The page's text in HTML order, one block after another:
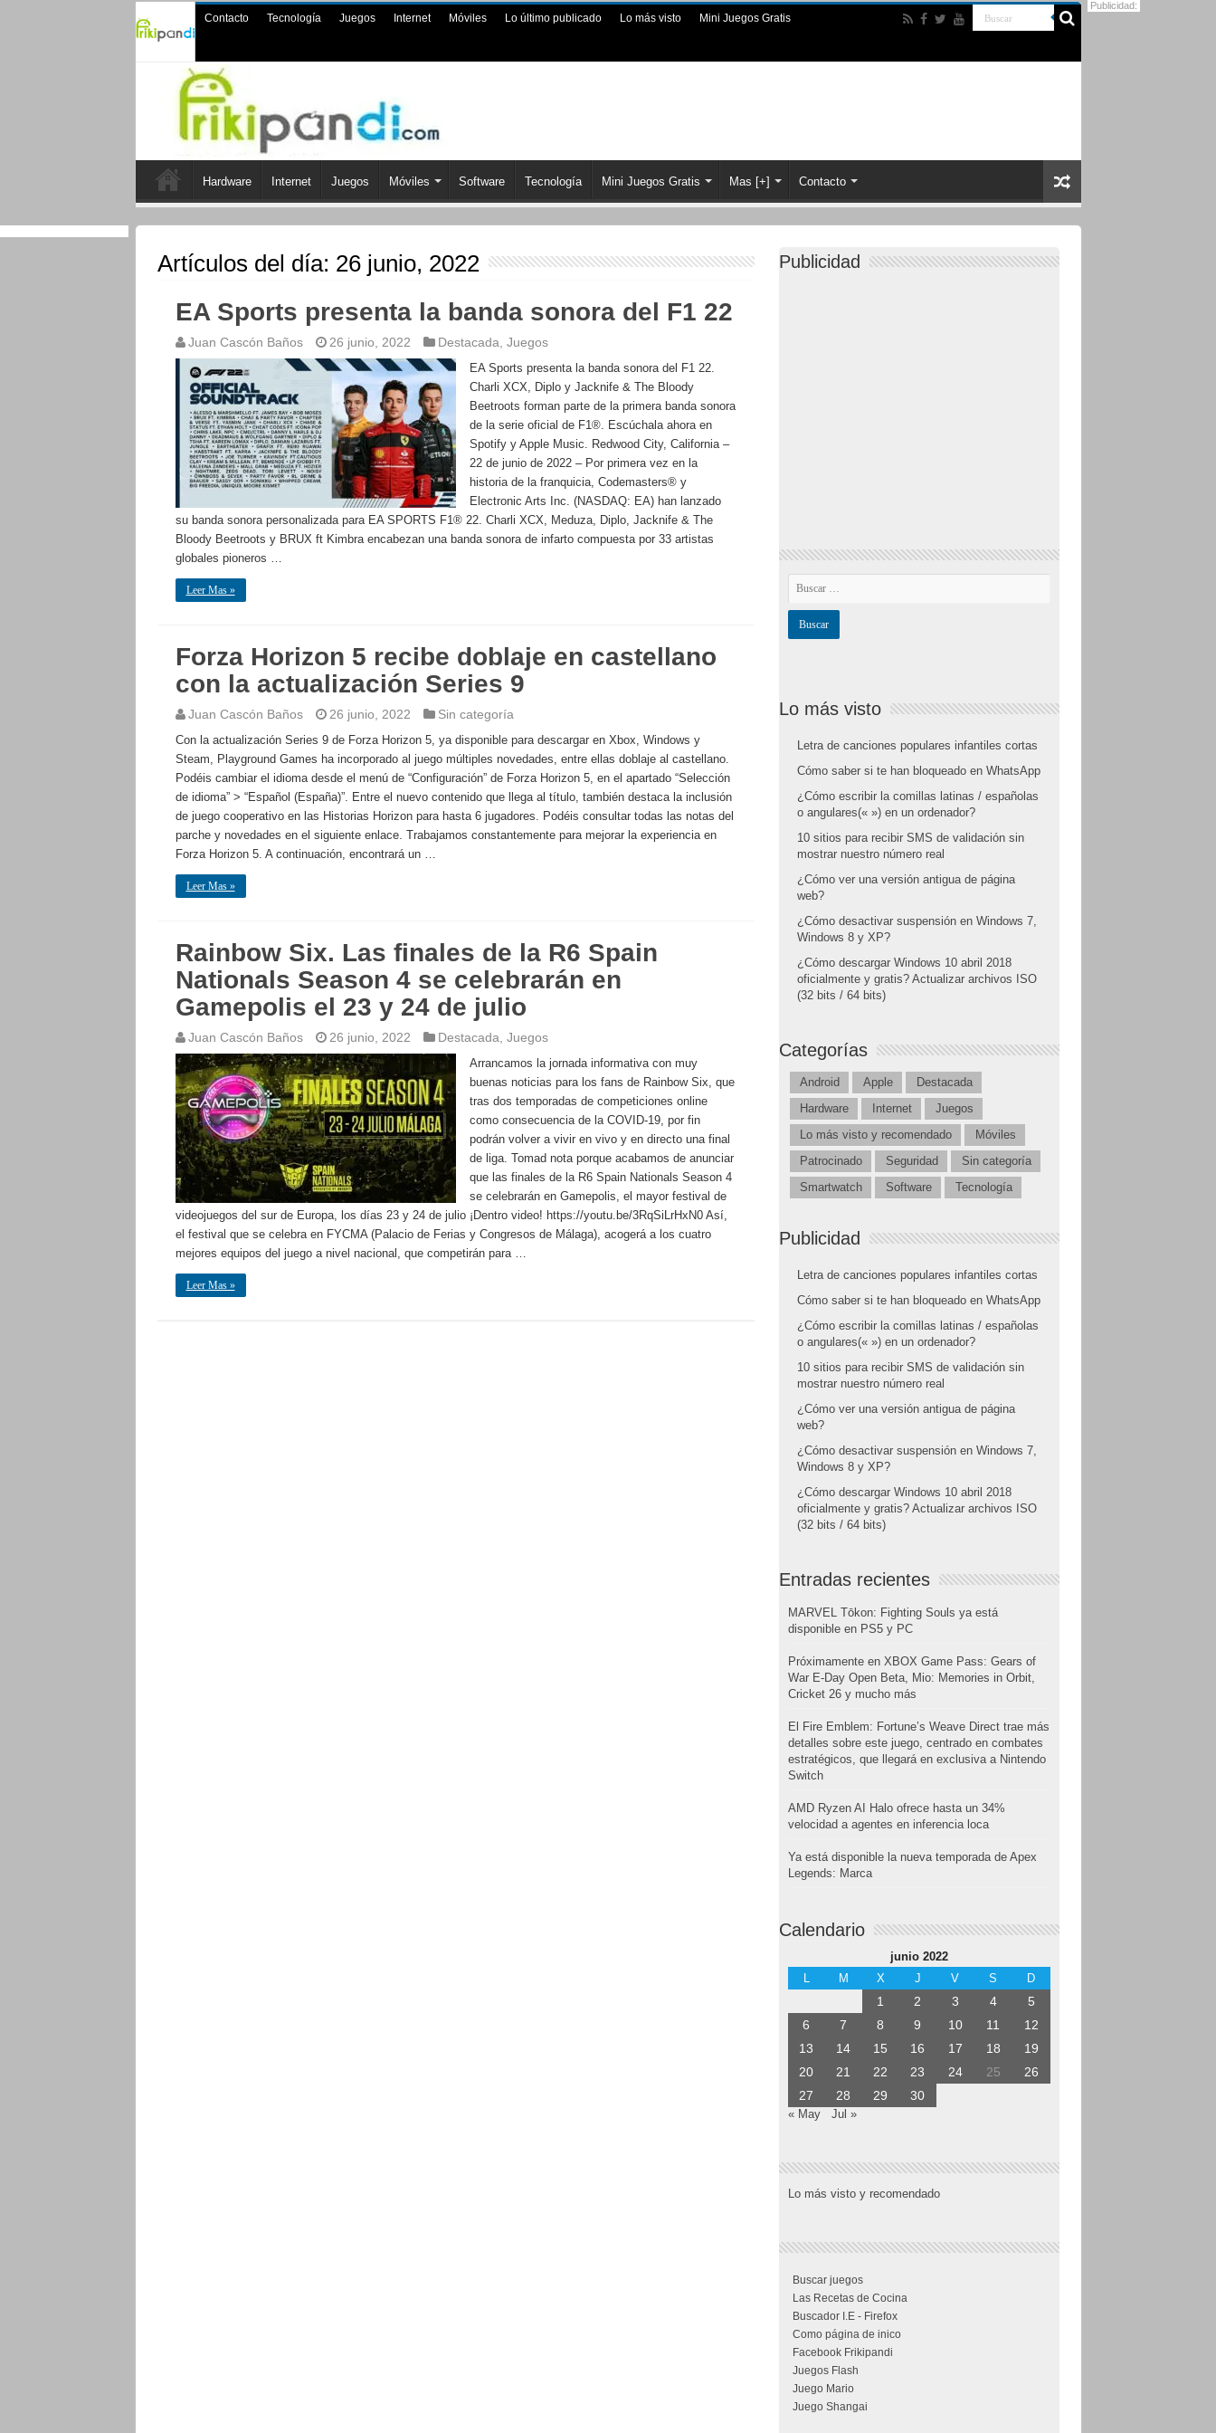
Contacto Tecnología Juegos Internet Móviles Lo último publicado Lo más visto Mini Juegos Gratis
Hardware Internet Juegos Móviles Software Tecnología Mini Juegos Gratis Mas [+] Contacto
Artículos del día: 26 junio, 2022
EA Sports presenta la banda sonora del F1 22
Juan Cascón Baños 26 junio, 2022 Destacada Juegos
EA Sports presenta la banda sonora del F1 22.
Charli XCX, Diplo y Jacknife & The Bloody
Beetroots forman parte de la primera banda sonora
de la serie oficial de F1®. Escúchala ahora en
Spotify y Apple Music. Redwood City, California –
22 de junio de 2022 – Por primera vez en la
historia de la franquicia, Codemasters® y
Electronic Arts Inc. (NASDAQ: EA) han lanzado
su banda sonora personalizada para EA SPORTS F1® 22. Charli XCX, Meduza, Diplo, Jacknife & The
Bloody Beetroots y BRUX ft Kimbra encabezan una banda sonora de infarto compuesta por 33 artistas
globales pioneros …
Leer Mas »
Forza Horizon 5 recibe doblaje en castellano
con la actualización Series 9
Juan Cascón Baños 26 junio, 2022 Sin categoría
Con la actualización Series 9 de Forza Horizon 5, ya disponible para descargar en Xbox, Windows y
Steam, Playground Games ha incorporado al juego múltiples novedades, entre ellas doblaje al castellano.
Podéis cambiar el idioma desde el menú de “Configuración” de Forza Horizon 5, en el apartado “Selección
de idioma” > “Español (España)”. Entre el nuevo contenido que llega al título, también destaca la inclusión
de juego cooperativo en las Historias Horizon para hasta 6 jugadores. Podéis consultar todas las notas del
parche y novedades en el siguiente enlace. Trabajamos constantemente para mejorar la experiencia en
Forza Horizon 5. A continuación, encontrará un …
Leer Mas »
Rainbow Six. Las finales de la R6 Spain
Nationals Season 4 se celebrarán en
Gamepolis el 23 y 24 de julio
Juan Cascón Baños 26 junio, 2022 Destacada Juegos
Arrancamos la jornada informativa con muy
buenas noticias para los fans de Rainbow Six, que
tras dos temporadas de competiciones online
como consecuencia de la COVID-19, por fin
podrán volver a vivir en vivo y en directo una final
de liga. Tomad nota porque acabamos de anunciar
que las finales de la R6 Spain Nationals Season 4
se celebrarán en Gamepolis, el mayor festival de
videojuegos del sur de Europa, los días 23 y 24 de julio ¡Dentro video! https://youtu.be/3RqSiLrHxN0 Así,
el festival que se celebra en FYCMA (Palacio de Ferias y Congresos de Málaga), acogerá a los cuatro
mejores equipos del juego a nivel nacional, que competirán para …
Leer Mas »
Publicidad
Lo más visto
Letra de canciones populares infantiles cortas
Cómo saber si te han bloqueado en WhatsApp
¿Cómo escribir la comillas latinas / españolas
o angulares(« ») en un ordenador?
10 sitios para recibir SMS de validación sin
mostrar nuestro número real
¿Cómo ver una versión antigua de página
web?
¿Cómo desactivar suspensión en Windows 7,
Windows 8 y XP?
¿Cómo descargar Windows 10 abril 2018
oficialmente y gratis? Actualizar archivos ISO
(32 bits / 64 bits)
Categorías
Android Apple
Destacada
Hardware
Internet
Juegos
Lo más visto y recomendado
Móviles
Patrocinado
Seguridad
Sin categoría
Smartwatch
Software Tecnología
Publicidad
Letra de canciones populares infantiles cortas
Cómo saber si te han bloqueado en WhatsApp
¿Cómo escribir la comillas latinas / españolas
o angulares(« ») en un ordenador?
10 sitios para recibir SMS de validación sin
mostrar nuestro número real
¿Cómo ver una versión antigua de página
web?
¿Cómo desactivar suspensión en Windows 7,
Windows 8 y XP?
¿Cómo descargar Windows 10 abril 2018
oficialmente y gratis? Actualizar archivos ISO
(32 bits / 64 bits)
Entradas recientes
MARVEL Tōkon: Fighting Souls ya está
disponible en PS5 y PC
Próximamente en XBOX Game Pass: Gears of
War E-Day Open Beta, Mio: Memories in Orbit,
Cricket 26 y mucho más
El Fire Emblem: Fortune’s Weave Direct trae más
detalles sobre este juego, centrado en combates
estratégicos, que llegará en exclusiva a Nintendo
Switch
AMD Ryzen AI Halo ofrece hasta un 34%
velocidad a agentes en inferencia loca
Ya está disponible la nueva temporada de Apex
Legends: Marca
Calendario
junio 2022
L
M X J V S D
1 2 3 4
5
6
7 8 9 10 11
12
13
14 15 16 17 18
19
20
21 22 23 24 25
26
27
28 29 30
« May Jul »
Lo más visto y recomendado
Buscar juegos
Las Recetas de Cocina
Buscador I.E - Firefox
Como página de inico
Facebook Frikipandi
Juegos Flash
Juego Mario
Juego Shangai
Publicidad: